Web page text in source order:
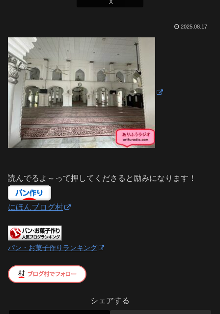
X
2025.08.17
読んでるよ～って押してくださると励みになります！
にほんブログ村
パン・お菓子作りランキング
シェアする